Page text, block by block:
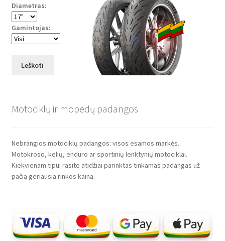
Diametras:
Gamintojas:
Leškoti
Motociklų ir mopedų padangos
Nebrangios motociklų padangos: visos esamos markės.
Motokroso, kelių, enduro ar sportinių lenktynių motociklai.
Kiekvienam tipui rasite atidžiai parinktas tinkamas padangas už
pačią geriausią rinkos kainą.